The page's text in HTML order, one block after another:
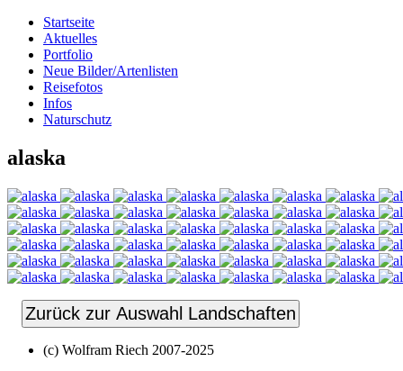
Startseite
Aktuelles
Portfolio
Neue Bilder/Artenlisten
Reisefotos
Infos
Naturschutz
alaska
Zurück zur Auswahl Landschaften
(c) Wolfram Riech 2007-2025